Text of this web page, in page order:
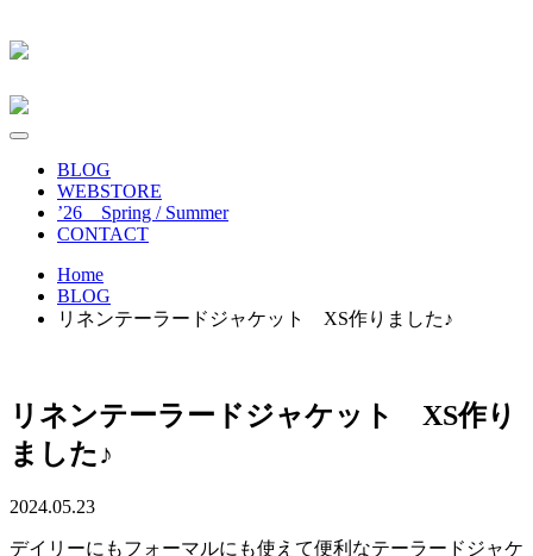
BLOG
WEBSTORE
’26 Spring / Summer
CONTACT
Home
BLOG
リネンテーラードジャケット XS作りました♪
リネンテーラードジャケット XS作り
ました♪
2024.05.23
デイリーにもフォーマルにも使えて便利なテーラードジャケ